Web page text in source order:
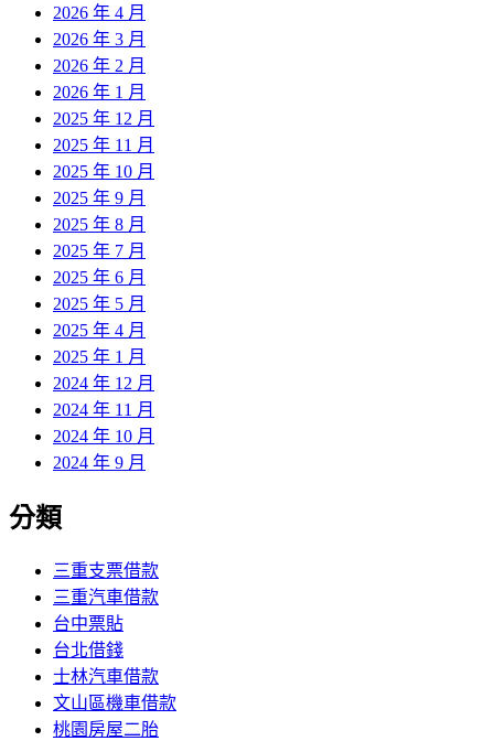
2026 年 4 月
2026 年 3 月
2026 年 2 月
2026 年 1 月
2025 年 12 月
2025 年 11 月
2025 年 10 月
2025 年 9 月
2025 年 8 月
2025 年 7 月
2025 年 6 月
2025 年 5 月
2025 年 4 月
2025 年 1 月
2024 年 12 月
2024 年 11 月
2024 年 10 月
2024 年 9 月
分類
三重支票借款
三重汽車借款
台中票貼
台北借錢
士林汽車借款
文山區機車借款
桃園房屋二胎